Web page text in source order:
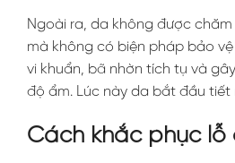
Ngoài ra, da không được
mà không có biện pháp bảo
vi khuẩn, bã nhờn tích tụ và
độ ẩm. Lúc này da bắt đầu tiết
Cách khắc phục